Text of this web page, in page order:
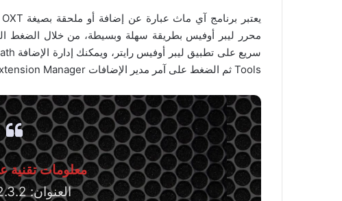
محرر ليبر أوفيس بطريقة سهلة وبسيطة، من خلال الضغط
Tools ثم الضغط على آمر مدير الإضافات Extension Manager.
معلومات تقنية
العنوان: iMath 2.3.2